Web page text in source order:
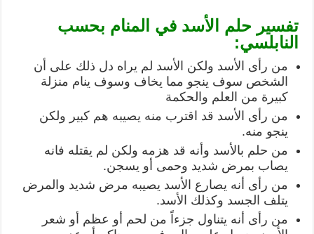
تفسير حلم الأسد في المنام بحسب
النابلسي:
من رأى الأسد ولكن الأسد لم يراه دل ذلك على أن
الشخص سوف ينجو مما يخاف وسوف ينام منزلة
كبيرة من العلم والحكمة
من رأى الأسد قد اقترب منه يصيبه هم كبير ولكن
ينجو منه.
من حلم بالأسد وأنه قد هزمه ولكن لم يقتله فانه
يصاب بمرض شديد وحمى أو يسجن.
من رأى أنه يصارع الأسد يصيبه مرض شديد والمرض
يتلف الجسد وكذلك الأسد.
من رأى أنه يتناول جزءاً من لحم أو عظم أو شعر